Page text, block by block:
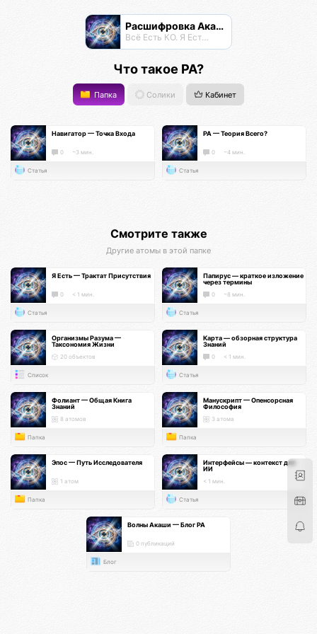
Расшифровка Акаши
Всё Есть КО. Я Есть КО.
Что такое РА?
Папка Солики Кабинет
Навигатор — Точка Входа
0 ~3 мин.
Статья
РА — Теория Всего?
0 ~4 мин.
Статья
Смотрите также
Другие атомы в этой папке
Я Есть — Трактат Присутствия
0 < 1 мин.
Статья
Папирус — краткое изложение
через термины
0 ~8 мин.
Статья
Организмы Разума —
Таксономия Жизни
20 объектов
Список
Карта — обзорная структура
Знаний
0 < 1 мин.
Статья
Фолиант — Общая Книга
Знаний
8 атомов
Папка
Манускрипт — Опенсорсная
Философия
3 атома
Папка
Эпос — Путь Исследователя
1 атом
Папка
Интерфейсы — контекст для
ИИ
< 1 мин.
Статья
Волны Акаши — Блог РА
0 публикаций
Блог